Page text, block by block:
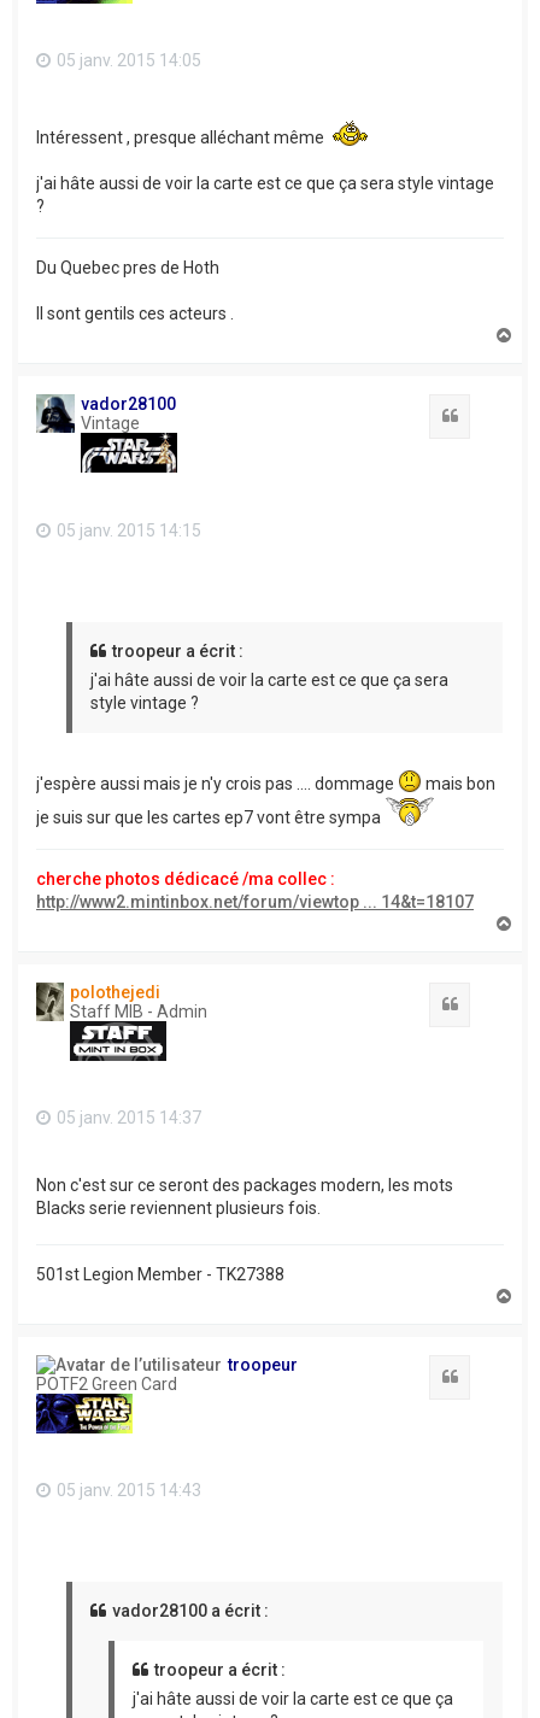
05 janv. 2015 14:05
Intéressent , presque alléchant même
j'ai hâte aussi de voir la carte est ce que ça sera style vintage
?
Du Quebec pres de Hoth
Il sont gentils ces acteurs .
vador28100
Vintage
05 janv. 2015 14:15
troopeur a écrit :
j'ai hâte aussi de voir la carte est ce que ça sera
style vintage ?
j'espère aussi mais je n'y crois pas .... dommage
mais bon
je suis sur que les cartes ep7 vont être sympa
cherche photos dédicacé /ma collec :
http://www2.mintinbox.net/forum/viewtop ... 14&t=18107
polothejedi
Staff MIB - Admin
05 janv. 2015 14:37
Non c'est sur ce seront des packages modern, les mots
Blacks serie reviennent plusieurs fois.
501st Legion Member - TK27388
troopeur
POTF2 Green Card
05 janv. 2015 14:43
vador28100 a écrit :
troopeur a écrit :
j'ai hâte aussi de voir la carte est ce que ça